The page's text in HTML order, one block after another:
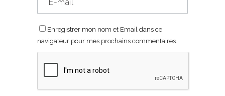
Enregistrer mon nom et Email dans ce
navigateur pour mes prochains commentaires.